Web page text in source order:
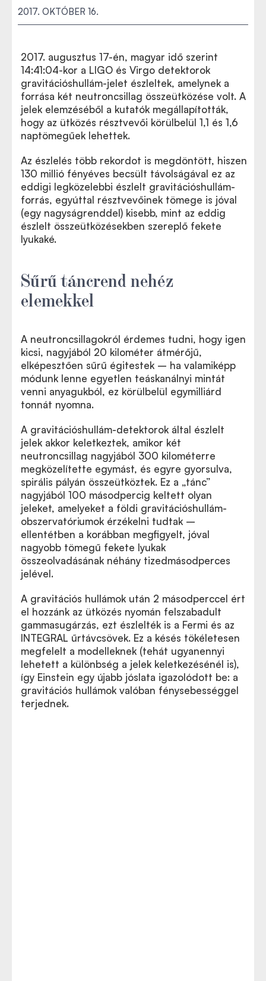
2017. OKTÓBER 16.
2017. augusztus 17-én, magyar idő szerint
14:41:04-kor a LIGO és Virgo detektorok
gravitációshullám-jelet észleltek, amelynek a
forrása két neutroncsillag összeütközése volt. A
jelek elemzéséből a kutatók megállapították,
hogy az ütközés résztvevői körülbelül 1,1 és 1,6
naptömegűek lehettek.
Az észlelés több rekordot is megdöntött, hiszen
130 millió fényéves becsült távolságával ez az
eddigi legközelebbi észlelt gravitációshullám-
forrás, egyúttal résztvevőinek tömege is jóval
(egy nagyságrenddel) kisebb, mint az eddig
észlelt összeütközésekben szereplő fekete
lyukaké.
Sűrű táncrend nehéz
elemekkel
A neutroncsillagokról érdemes tudni, hogy igen
kicsi, nagyjából 20 kilométer átmérőjű,
elképesztően sűrű égitestek – ha valamiképp
módunk lenne egyetlen teáskanálnyi mintát
venni anyagukból, ez körülbelül egymilliárd
tonnát nyomna.
A gravitációshullám-detektorok által észlelt
jelek akkor keletkeztek, amikor két
neutroncsillag nagyjából 300 kilométerre
megközelítette egymást, és egyre gyorsulva,
spirális pályán összeütköztek. Ez a „tánc”
nagyjából 100 másodpercig keltett olyan
jeleket, amelyeket a földi gravitációshullám-
obszervatóriumok érzékelni tudtak –
ellentétben a korábban megfigyelt, jóval
nagyobb tömegű fekete lyukak
összeolvadásának néhány tizedmásodperces
jelével.
A gravitációs hullámok után 2 másodperccel ért
el hozzánk az ütközés nyomán felszabadult
gammasugárzás, ezt észlelték is a Fermi és az
INTEGRAL űrtávcsövek. Ez a késés tökéletesen
megfelelt a modelleknek (tehát ugyanennyi
lehetett a különbség a jelek keletkezésénél is),
így Einstein egy újabb jóslata igazolódott be: a
gravitációs hullámok valóban fénysebességgel
terjednek.